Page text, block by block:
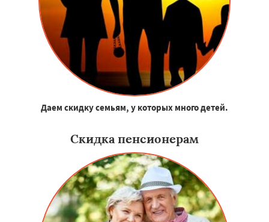
Даем скидку семьям, у которых много детей.
Скидка пенсионерам